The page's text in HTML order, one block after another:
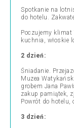
Spotkanie na
do hotelu.
Poczujemy klimat
kuchnia, włoskie
2 dzień:
Śniadanie.
Muzea
grobem Jana
zakup pamiątek,
Powrót do hotelu,
3 dzień: